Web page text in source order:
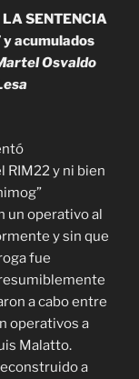
LA SENTENCIA
y acumulados
Osvaldo
RIM22 y ni bien
un operativo al
y sin que
fue
a cabo entre
operativos a
Malatto.
a